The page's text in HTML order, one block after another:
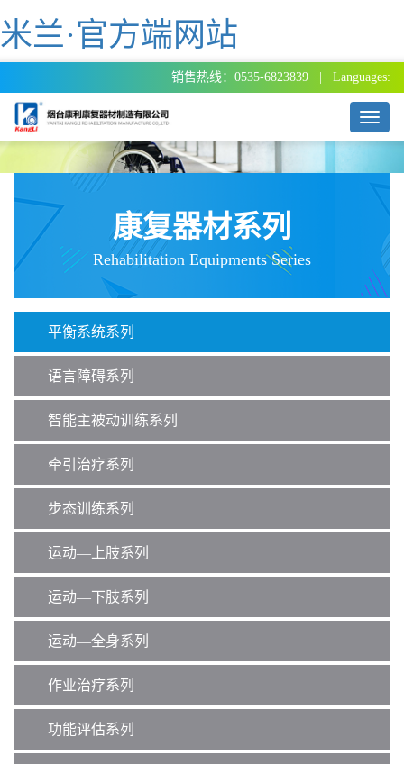
米兰·官方端网站
销售热线：0535-6823839 | Languages:
T
o
g
i
g
i
康复器材系列
Rehabilitation Equipments Series
平衡系统系列
语言障碍系列
智能主被动训练系列
牵引治疗系列
步态训练系列
运动—上肢系列
运动—下肢系列
运动—全身系列
作业治疗系列
功能评估系列